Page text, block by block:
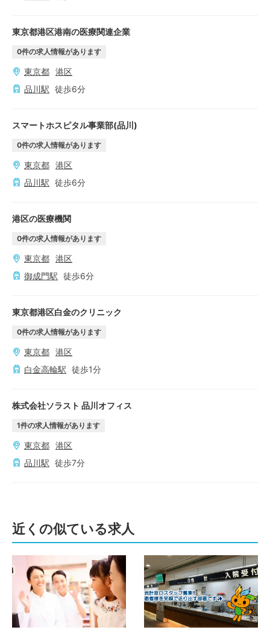
東京都港区港南の医療関連企業
0件の求人情報があります
東京都 港区
品川駅 徒歩6分
スマートホスピタル事業部(品川)
0件の求人情報があります
東京都 港区
品川駅 徒歩6分
港区の医療機関
0件の求人情報があります
東京都 港区
御成門駅 徒歩6分
東京都港区白金のクリニック
0件の求人情報があります
東京都 港区
白金高輪駅 徒歩1分
株式会社ソラスト 品川オフィス
1件の求人情報があります
東京都 港区
品川駅 徒歩7分
近くの似ている求人